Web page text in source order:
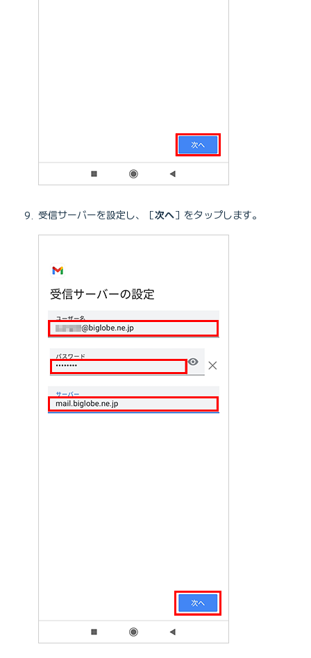
受信サーバーを設定し、［次へ］をタップします。